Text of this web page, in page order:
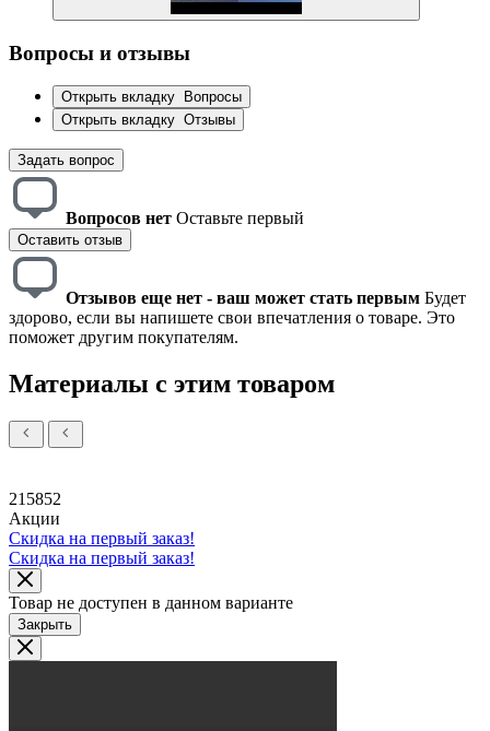
Вопросы и отзывы
Открыть вкладку
Вопросы
Открыть вкладку Отзывы
Задать вопрос
Вопросов нет Оставьте первый
Оставить отзыв
Отзывов еще нет - ваш может стать первым Будет
здорово, если вы напишете свои впечатления о товаре. Это
поможет другим покупателям.
Материалы с этим товаром
215852
Акции
Скидка на первый заказ!
Скидка на первый заказ!
Товар не доступен в данном варианте
Закрыть